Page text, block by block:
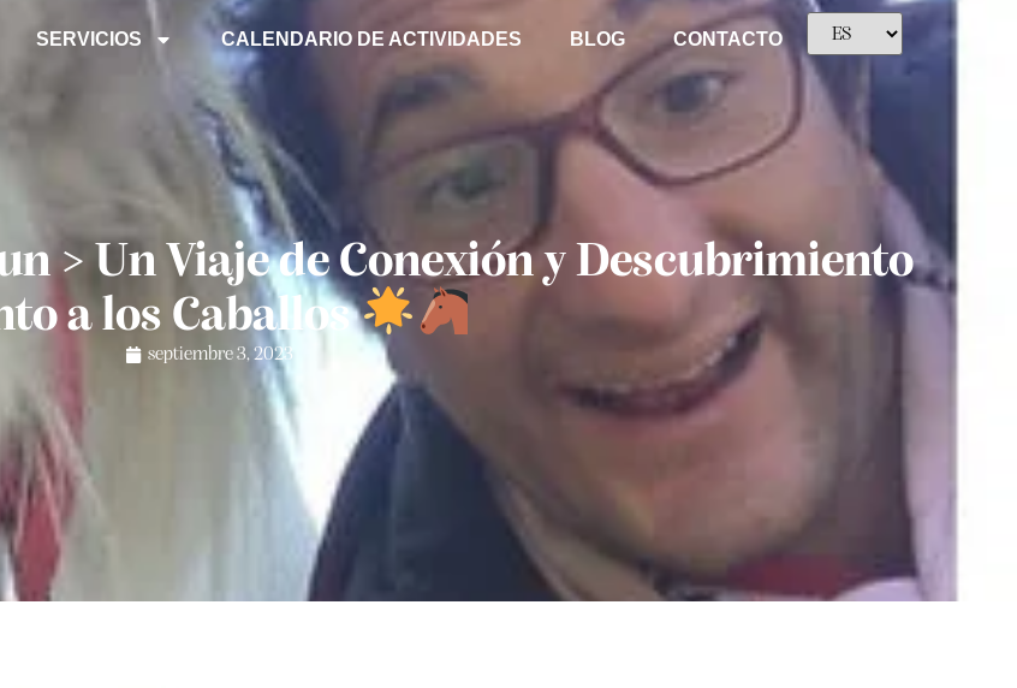
SERVICIOS CALENDARIO DE ACTIVIDADES BLOG CONTACTO
> Un Viaje de Conexión y Descubrimiento
a los Caballos
septiembre 3, 2023